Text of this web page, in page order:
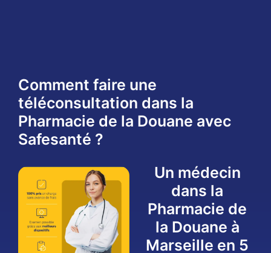
Comment faire une
téléconsultation dans la
Pharmacie de la Douane avec
Safesanté ?
Un médecin
dans la
Pharmacie de
la Douane à
Marseille en 5